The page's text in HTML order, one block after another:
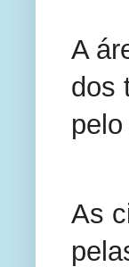
A
dos
As